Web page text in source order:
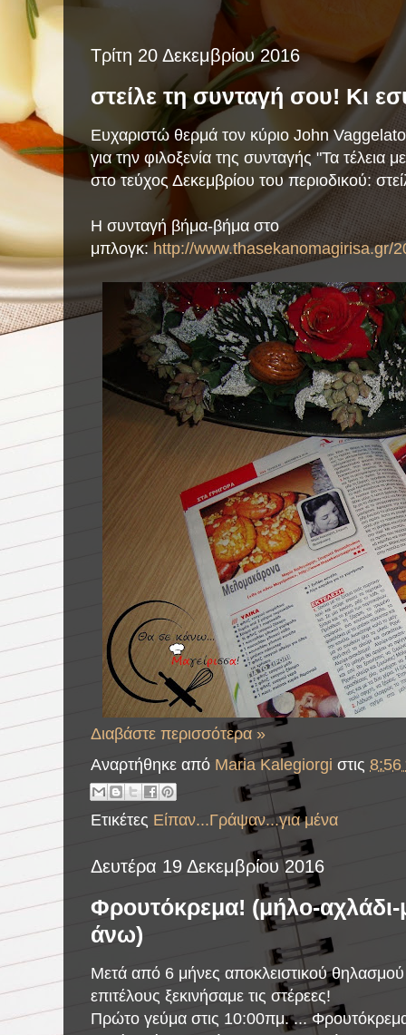
Τρίτη 20 Δεκεμβρίου 2016
στείλε τη συνταγή σου! Κι
Ευχαριστώ θερμά τον κύριο John
για την φιλοξενία της συνταγής "Τα τέλεια
στο τεύχος Δεκεμβρίου τουπεριοδικού:
Η συνταγή βήμα-βήμα στο
μπλογκ:http://www.thasekanomagirisa.gr/
Διαβάστε περισσότερα »
Αναρτήθηκε από Maria Kalegiorgi στις 8:56
Ετικέτες Είπαν...Γράψαν...για μένα
Δευτέρα 19 Δεκεμβρίου 2016
Φρουτόκρεμα! (μήλο-
άνω)
Μετά από 6 μήνες αποκλειστικού
επιτέλους ξεκινήσαμε τις στέρεες!
Πρώτο γεύμα στις 10:00πμ. ...